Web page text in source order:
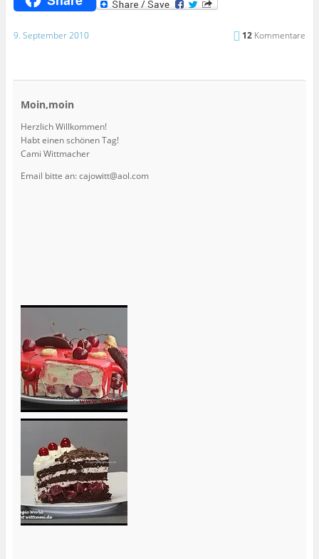
9. September 2010 12 Kommentare
Moin,moin
Herzlich Willkommen!
Habt einen schönen Tag!
Cami Wittmacher
Email bitte an: cajowitt@aol.com